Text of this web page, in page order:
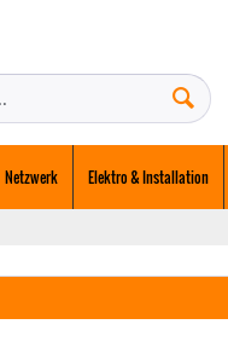
Netzwerk Elektro & Installation